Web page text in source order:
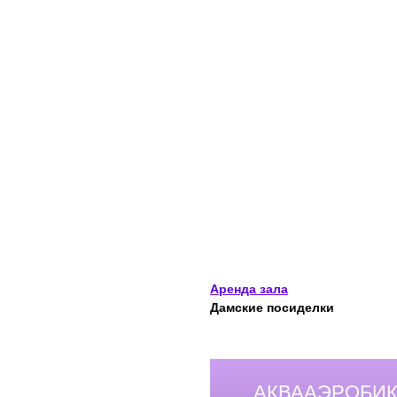
Аренда зала
Дамские посиделки